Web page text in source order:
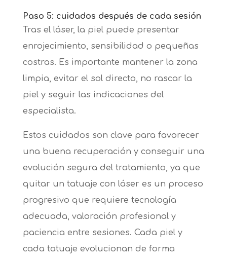
Paso 5: cuidados después de cada sesión
Tras el láser, la piel puede presentar
enrojecimiento, sensibilidad o pequeñas
costras. Es importante mantener la zona
limpia, evitar el sol directo, no rascar la
piel y seguir las indicaciones del
especialista.
Estos cuidados son clave para favorecer
una buena recuperación y conseguir una
evolución segura del tratamiento, ya que
quitar un tatuaje con láser es un proceso
progresivo que requiere tecnología
adecuada, valoración profesional y
paciencia entre sesiones. Cada piel y
cada tatuaje evolucionan de forma